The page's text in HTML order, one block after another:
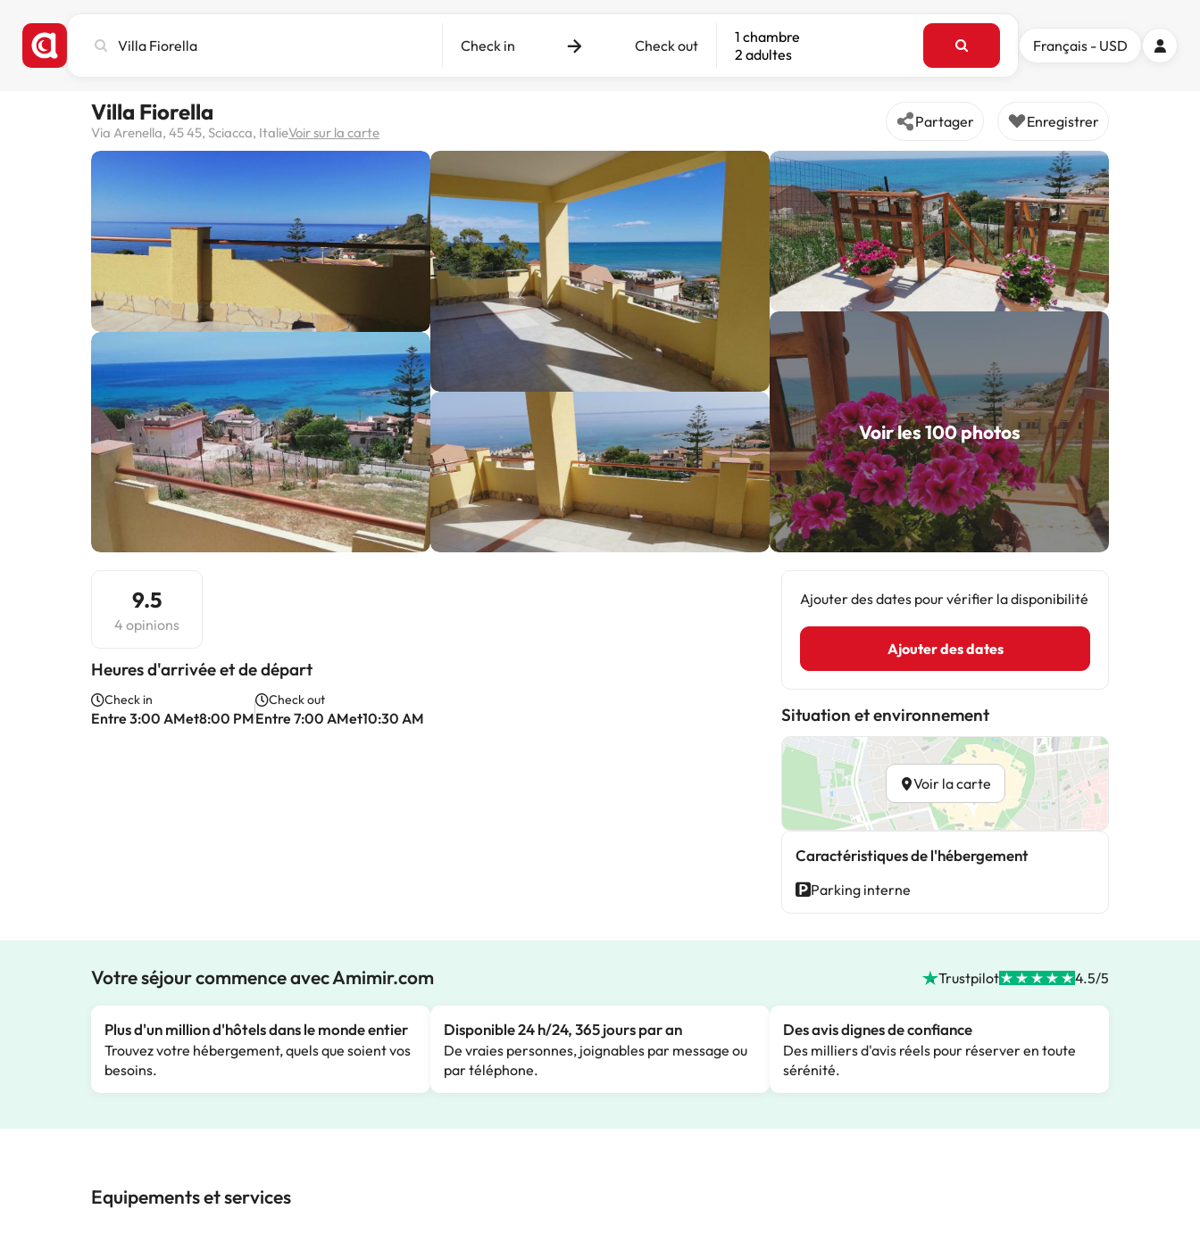
une
hôtel
ou
une
Check in Check out
1 chambre
2 adultes
Français - USD
Villa Fiorella
Via Arenella, 45 45, Sciacca, ItalieVoir sur la carte
Partager Enregistrer
Voir les 100 photos
9.5
4 opinions
Heures d'arrivée et de départ
Check in
Entre 3:00 AMet8:00 PM
Check out
Entre 7:00 AMet10:30 AM
Ajouter des dates pour vérifier la disponibilité
Ajouter des dates
Situation et environnement
Voir la carte
Caractéristiques de l'hébergement
Parking interne
Votre séjour commence avec Amimir.com Trustpilot 4.5/5
Plus d'un million d'hôtels dans le monde entier
Trouvez votre hébergement, quels que soient vos
besoins.
Disponible 24 h/24, 365 jours par an
De vraies personnes, joignables par message ou
par téléphone.
Des avis dignes de confiance
Des milliers d'avis réels pour réserver en toute
sérénité.
Equipements et services